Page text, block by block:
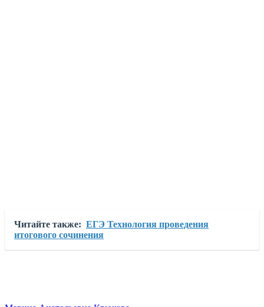
Читайте также: ЕГЭ Технология проведения
итогового сочинения